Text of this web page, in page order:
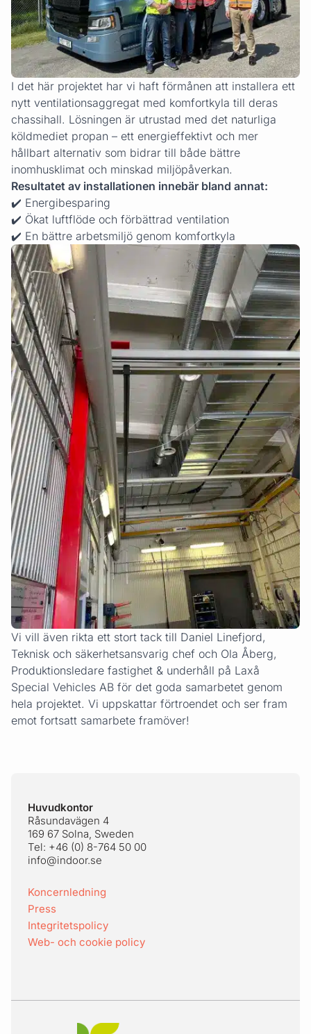
I det här projektet har vi haft förmånen att installera ett
nytt ventilationsaggregat med komfortkyla till deras
chassihall. Lösningen är utrustad med det naturliga
köldmediet propan – ett energieffektivt och mer
hållbart alternativ som bidrar till både bättre
inomhusklimat och minskad miljöpåverkan.
Resultatet av installationen innebär bland annat:
✔️ Energibesparing
✔️ Ökat luftflöde och förbättrad ventilation
✔️ En bättre arbetsmiljö genom komfortkyla
Vi vill även rikta ett stort tack till Daniel Linefjord,
Teknisk och säkerhetsansvarig chef och Ola Åberg,
Produktionsledare fastighet & underhåll på Laxå
Special Vehicles AB för det goda samarbetet genom
hela projektet. Vi uppskattar förtroendet och ser fram
emot fortsatt samarbete framöver!
Huvudkontor
Råsundavägen 4
169 67 Solna, Sweden
Tel: +46 (0) 8-764 50 00
info@indoor.se
Koncernledning
Press
Integritetspolicy
Web- och cookie policy